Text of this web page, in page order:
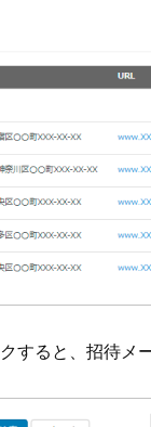
すると、招待メ